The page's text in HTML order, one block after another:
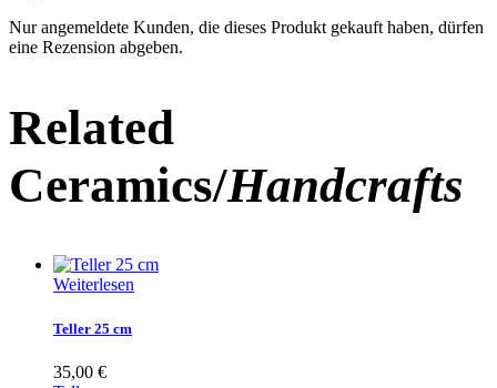
Nur angemeldete Kunden, die dieses Produkt gekauft haben, dürfen
eine Rezension abgeben.
Related
Ceramics/Handcrafts
Weiterlesen
Teller 25 cm
35,00 €